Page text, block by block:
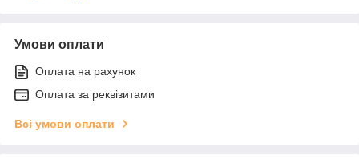
Умови оплати
Оплата на рахунок
Оплата за реквізитами
Всі умови оплати